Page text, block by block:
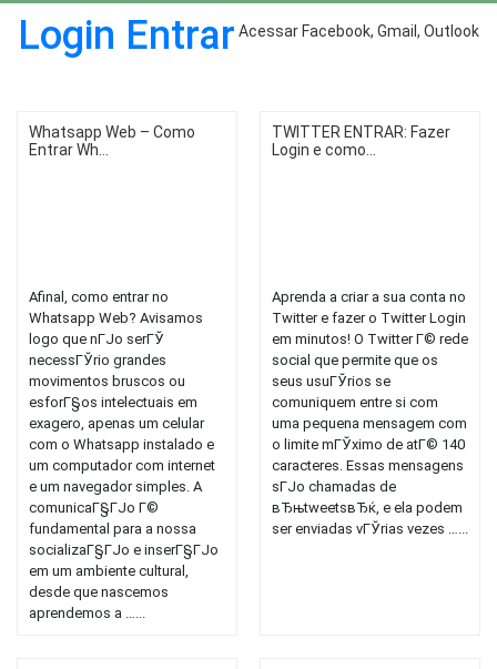
Login Entrar Acessar Facebook, Gmail, Outlook
Whatsapp Web – Como
Entrar Wh...
Afinal, como entrar no
Whatsapp Web? Avisamos
logo que nГЈo serГЎ
necessГЎrio grandes
movimentos bruscos ou
esforГ§os intelectuais em
exagero, apenas um celular
com o Whatsapp instalado e
um computador com internet
e um navegador simples. A
comunicaГ§ГЈo Г©
fundamental para a nossa
socializaГ§ГЈo e inserГ§ГЈo
em um ambiente cultural,
desde que nascemos
aprendemos a …...
TWITTER ENTRAR: Fazer
Login e como...
Aprenda a criar a sua conta no
Twitter e fazer o Twitter Login
em minutos! O Twitter Г© rede
social que permite que os
seus usuГЎrios se
comuniquem entre si com
uma pequena mensagem com
o limite mГЎximo de atГ© 140
caracteres. Essas mensagens
sГЈo chamadas de
вЂњtweetsвЂќ, e ela podem
ser enviadas vГЎrias vezes …...